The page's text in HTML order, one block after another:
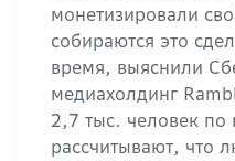
монетизировали
собираются это
время, выяснили
медиахолдинг
2,7 тыс. человек
рассчитывают, что